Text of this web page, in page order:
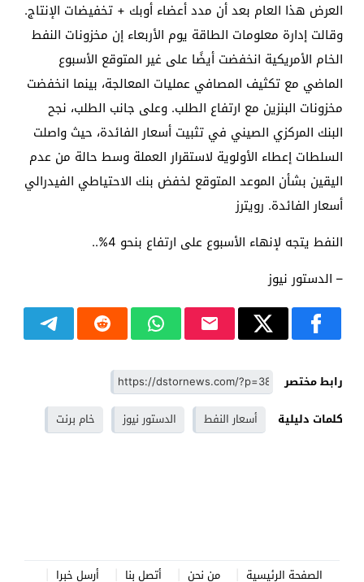
العرض هذا العام بعد أن مدد أعضاء أوبك + تخفيضات الإنتاج.
وقالت إدارة معلومات الطاقة يوم الأربعاء إن مخزونات النفط
الخام الأمريكية انخفضت أيضًا على غير المتوقع الأسبوع
الماضي مع تكثيف المصافي عمليات المعالجة، بينما انخفضت
مخزونات البنزين مع ارتفاع الطلب. وعلى جانب الطلب، نجح
البنك المركزي الصيني في تثبيت أسعار الفائدة، حيث واصلت
السلطات إعطاء الأولوية لاستقرار العملة وسط حالة من عدم
اليقين بشأن الموعد المتوقع لخفض بنك الاحتياطي الفيدرالي
أسعار الفائدة. رويترز
النفط يتجه لإنهاء الأسبوع على ارتفاع بنحو 4%..
– الدستور نيوز
رابط مختصر
كلمات دليلية
أسعار النفط الدستور نيوز خام برنت
الصفحة الرئيسية من نحن أتصل بنا أرسل خبرا